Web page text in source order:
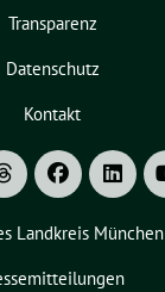
Transparenz
Datenschutz
Kontakt
Landkreis München